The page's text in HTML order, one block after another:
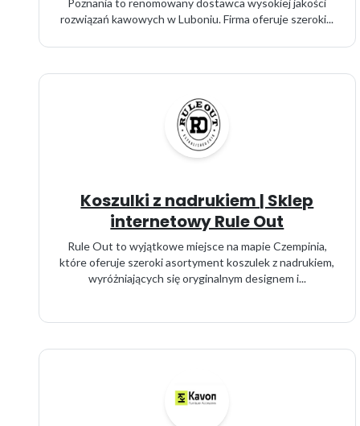
Poznania to renomowany dostawca wysokiej jakości
rozwiązań kawowych w Luboniu. Firma oferuje szeroki...
Koszulki z nadrukiem | Sklep
internetowy Rule Out
Rule Out to wyjątkowe miejsce na mapie Czempinia,
które oferuje szeroki asortyment koszulek z nadrukiem,
wyróżniających się oryginalnym designem i...